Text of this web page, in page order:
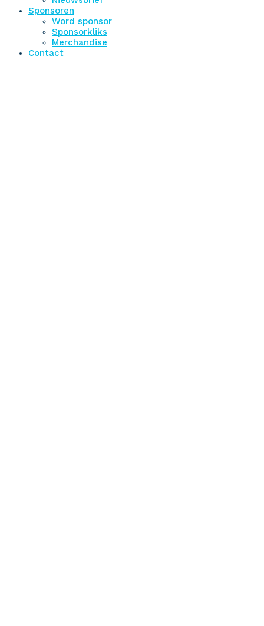
Sponsoren
Word sponsor
Sponsorkliks
Merchandise
Contact